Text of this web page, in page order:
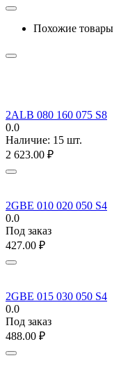
Похожие товары
2ALB 080 160 075 S8
0.0
Наличие: 15 шт.
2 623.00 ₽
2GBE 010 020 050 S4
0.0
Под заказ
427.00 ₽
2GBE 015 030 050 S4
0.0
Под заказ
488.00 ₽